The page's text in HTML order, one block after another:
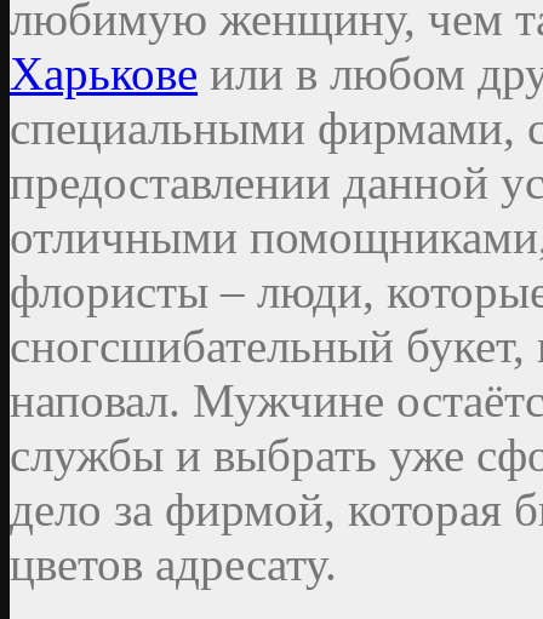
любимую женщину, чем
Харькове или в любом
специальными фирмами,
предоставлении данной
отличными
флористы – люди,
сногсшибательный
наповал. Мужчине
службы и выбрать уже
дело за фирмой, которая
цветов адресату.